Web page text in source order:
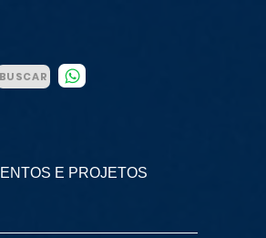
E PROJETOS
BUSCAR